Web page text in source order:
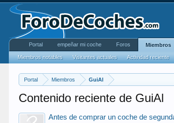
Portal Miembros GuiAl
Contenido reciente de GuiAl
Antes de comprar un coche de
Portal empeñar mi coche Foros Miembros
Miembros notables Visitantes actuales Actividad reciente